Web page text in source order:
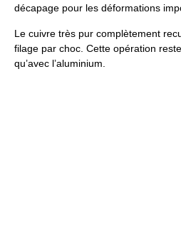
décapage pour les déformations
Le cuivre très pur complètement
filage par choc. Cette opération
qu’avec l’aluminium.